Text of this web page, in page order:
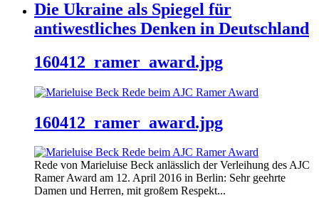
Die Ukraine als Spiegel für
antiwestliches Denken in Deutschland
160412_ramer_award.jpg
160412_ramer_award.jpg
Rede von Marieluise Beck anlässlich der Verleihung des AJC
Ramer Award am 12. April 2016 in Berlin: Sehr geehrte
Damen und Herren, mit großem Respekt...